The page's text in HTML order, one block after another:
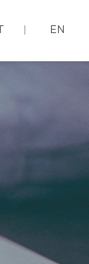
EN